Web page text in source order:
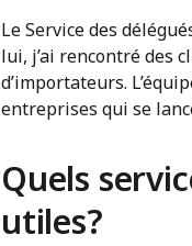
Le Service des
lui, j’ai rencontré des
d’importateurs.
entreprises qui se
Quels
utiles?